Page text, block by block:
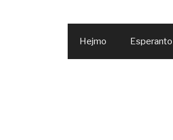
Hejmo Esperanto